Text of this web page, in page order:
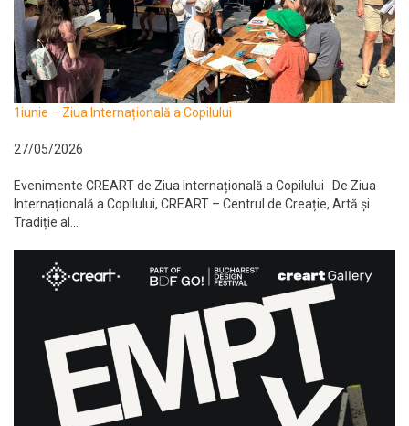
1iunie – Ziua Internațională a Copilului
27/05/2026
Evenimente CREART de Ziua Internațională a Copilului De Ziua
Internațională a Copilului, CREART – Centrul de Creație, Artă și
Tradiție al...